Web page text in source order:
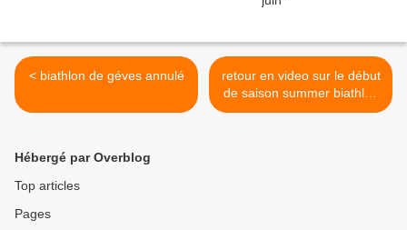
< biathlon de géves annulé
retour en video sur le début
de saison summer biathlon
2010 >
Hébergé par Overblog
Top articles
Pages